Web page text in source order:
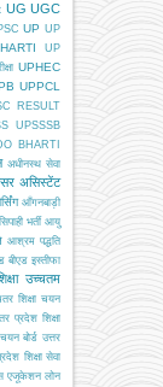
UG UGC
UP UP
UP
UPHEC
UPPCL
RESULT
UPSSSB
BHARTI
अधीनस्थ सेवा
असिस्टेंट
आँगनबाड़ी
भर्ती आयु
आश्रम पद्धति
बीएड इस्तीफा
उच्चतम
शिक्षा चयन
प्रदेश शिक्षा
बोर्ड उत्तर
शिक्षा सेवा
एजूकेशन लोन